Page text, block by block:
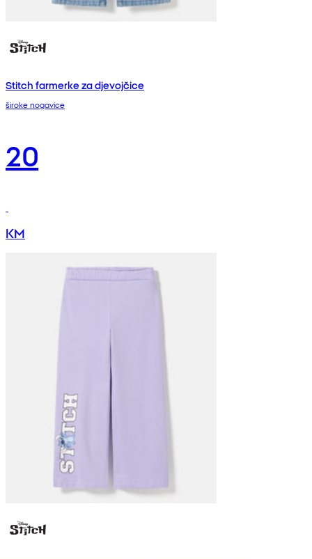
Stitch farmerke za djevojčice
široke nogavice
20
KM